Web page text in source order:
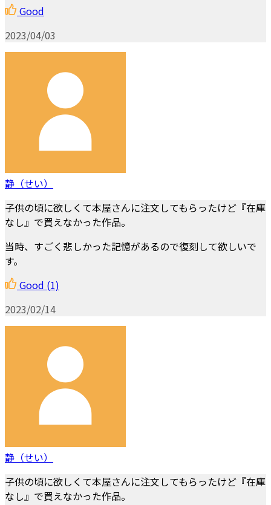
Good
2023/04/03
静（せい）
子供の頃に欲しくて本屋さんに注文してもらったけど『在庫
なし』で買えなかった作品。
当時、すごく悲しかった記憶があるので復刻して欲しいで
す。
Good (1)
2023/02/14
静（せい）
子供の頃に欲しくて本屋さんに注文してもらったけど『在庫
なし』で買えなかった作品。